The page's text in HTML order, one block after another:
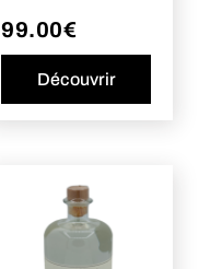
99.00€
Découvrir